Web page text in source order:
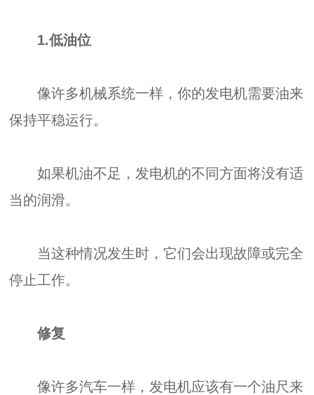
1.低油位
像许多机械系统一样，你的发电机需要油来
保持平稳运行。
如果机油不足，发电机的不同方面将没有适
当的润滑。
当这种情况发生时，它们会出现故障或完全
停止工作。
修复
像许多汽车一样，发电机应该有一个油尺来